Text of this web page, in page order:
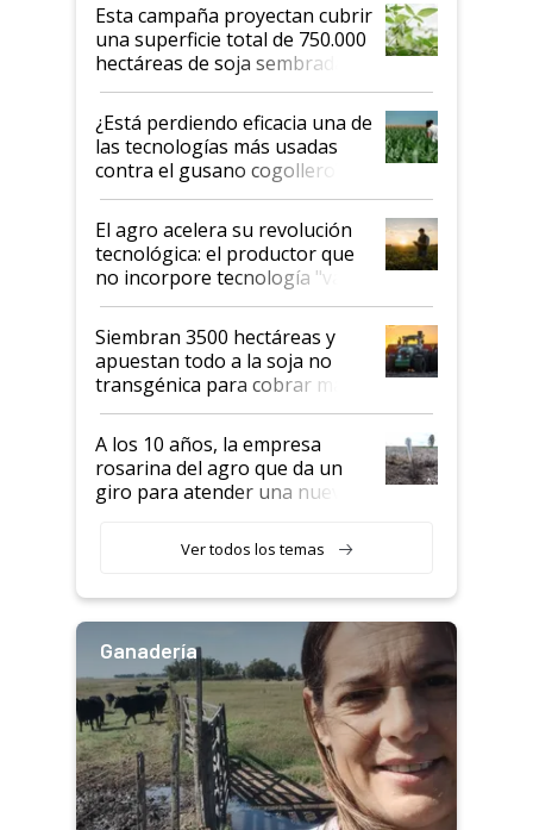
Esta campaña proyectan cubrir
una superficie total de 750.000
hectáreas de soja sembradas
con una nueva generación de
variedades que marcan un
salto tecnológico en genética y
rendimiento
¿Está perdiendo eficacia una de
las tecnologías más usadas
contra el gusano cogollero? El
desafío de una tecnología clave
El agro acelera su revolución
tecnológica: el productor que
no incorpore tecnología "va a
perder el tren"
Siembran 3500 hectáreas y
apuestan todo a la soja no
transgénica para cobrar más
por tonelada: compraron un
semillero
A los 10 años, la empresa
rosarina del agro que da un
giro para atender una nueva
Ver todos los temas
Ganadería